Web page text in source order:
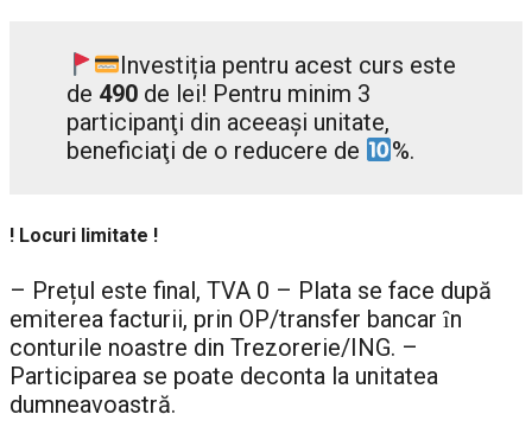
Investiția pentru acest curs este
de 490de lei! Pentru minim 3
participanţi din aceeaşi unitate,
beneficiaţi de o reducere de
%.
! Locuri limitate !
– Prețul este final, TVA 0 – Plata se face după
emiterea facturii, prin OP/transfer bancar ȋn
conturile noastre din Trezorerie/ING. –
Participarea se poate deconta la unitatea
dumneavoastră.